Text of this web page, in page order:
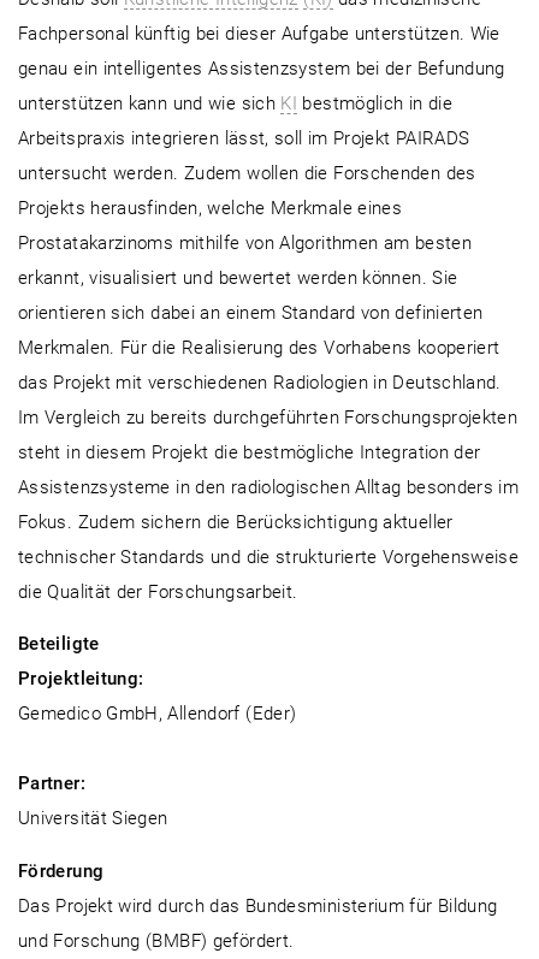
Fachpersonal künftig bei dieser Aufgabe unterstützen. Wie
genau ein intelligentes Assistenzsystem bei der Befundung
unterstützen kann und wie sich KI bestmöglich in die
Arbeitspraxis integrieren lässt, soll im Projekt PAIRADS
untersucht werden. Zudem wollen die Forschenden des
Projekts herausfinden, welche Merkmale eines
Prostatakarzinoms mithilfe von Algorithmen am besten
erkannt, visualisiert und bewertet werden können. Sie
orientieren sich dabei an einem Standard von definierten
Merkmalen. Für die Realisierung des Vorhabens kooperiert
das Projekt mit verschiedenen Radiologien in Deutschland.
Im Vergleich zu bereits durchgeführten Forschungsprojekten
steht in diesem Projekt die bestmögliche Integration der
Assistenzsysteme in den radiologischen Alltag besonders im
Fokus. Zudem sichern die Berücksichtigung aktueller
technischer Standards und die strukturierte Vorgehensweise
die Qualität der Forschungsarbeit.
Beteiligte
Projektleitung:
Gemedico GmbH, Allendorf (Eder)
Partner:
Universität Siegen
Förderung
Das Projekt wird durch das Bundesministerium für Bildung
und Forschung (BMBF) gefördert.